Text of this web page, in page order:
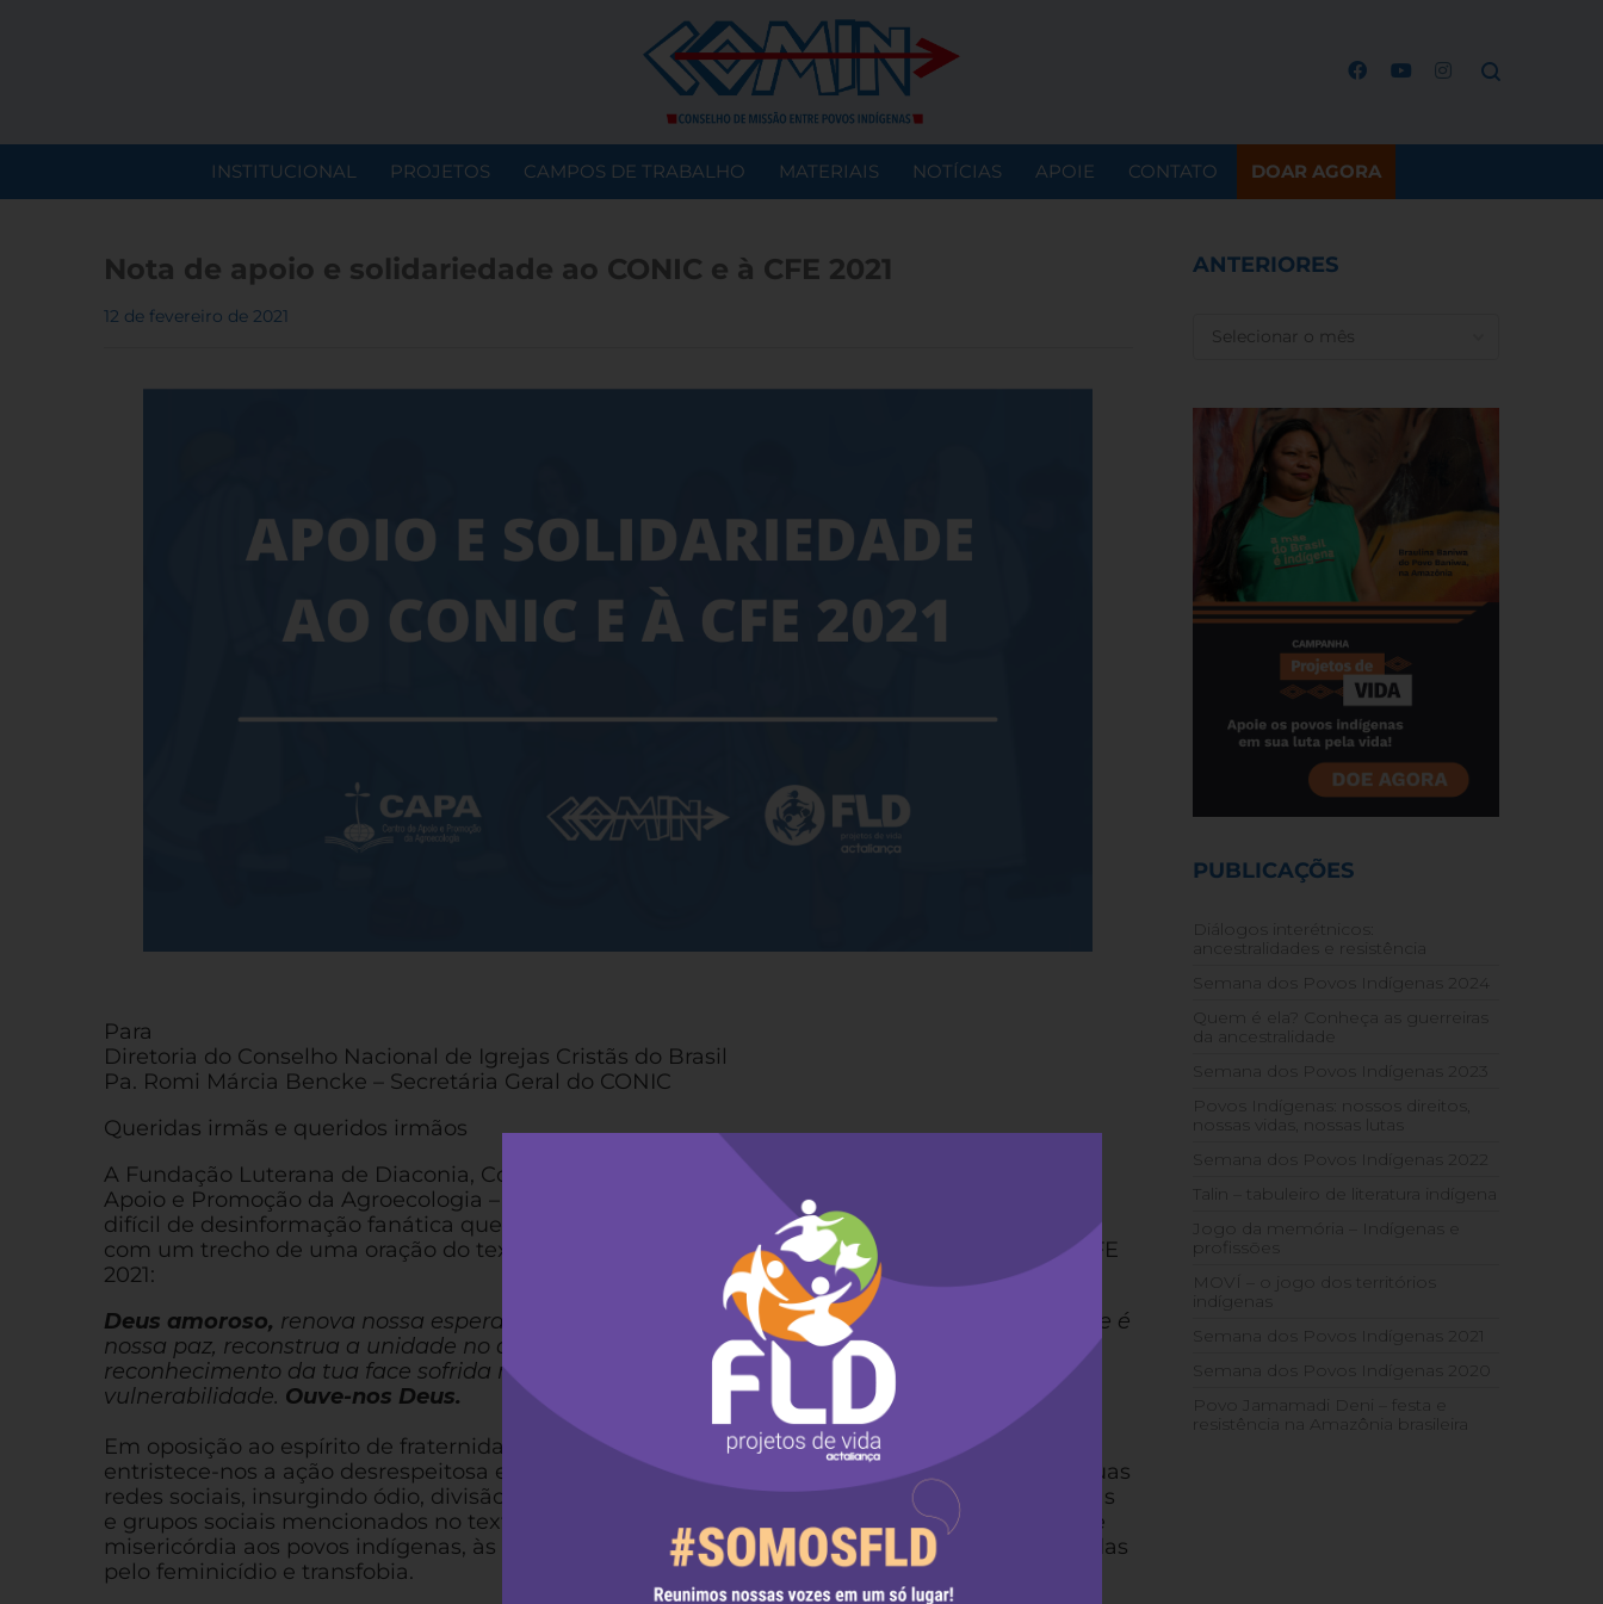
INSTITUCIONAL PROJETOS CAMPOS DE TRABALHO MATERIAIS NOTÍCIAS APOIE CONTATO DOAR AGORA
Nota de apoio e solidariedade ao CONIC e à CFE 2021
12 de fevereiro de 2021
Para
Diretoria do Conselho Nacional de Igrejas Cristãs do Brasil
Pa. Romi Márcia Bencke – Secretária Geral do CONIC
Queridas irmãs e queridos irmãos
A Fundação Luterana de Diaconia, Conselho de Missão entre Povos Indígena e o Centro de
Apoio e Promoção da Agroecologia – FLD-COMIN-CAPA acolhem vocês diante desse tempo
difícil de desinformação fanática que fere o Evangelho de Cristo e seu chamado ecumênico,
com um trecho de uma oração do texto base da Campanha da Fraternidade Ecumênica – CFE
2021:
Deus amoroso, renova nossa esperança em um mundo unido por teu amor, onde Cristo que é
nossa paz, reconstrua a unidade no que que foi dividido pela falta de empatia e
reconhecimento da tua face sofrida nos rostos das pessoas em situação de
vulnerabilidade. Ouve-nos Deus.
Em oposição ao espírito de fraternidade, unidade e diaconia que sustenta o ecumenismo,
entristece-nos a ação desrespeitosa e assediosa empreendida pelo Centro Dom Bosco em suas
redes sociais, insurgindo ódio, divisão e desrespeito à caminhada ecumênica ao refutar temas
e grupos sociais mencionados no texto base da campanha, revelando ausência de empatia e
misericórdia aos povos indígenas, às mulheres e pessoas LGBT que tiveram suas vidas ceifadas
pelo feminicídio e transfobia.
ANTERIORES
PUBLICAÇÕES
Diálogos interétnicos:
ancestralidades e resistência
Semana dos Povos Indígenas 2024
Quem é ela? Conheça as guerreiras
da ancestralidade
Semana dos Povos Indígenas 2023
Povos Indígenas: nossos direitos,
nossas vidas, nossas lutas
Semana dos Povos Indígenas 2022
Talin – tabuleiro de literatura indígena
Jogo da memória – Indígenas e
profissões
MOVÍ – o jogo dos territórios
indígenas
Semana dos Povos Indígenas 2021
Semana dos Povos Indígenas 2020
Povo Jamamadi Deni – festa e
resistência na Amazônia brasileira